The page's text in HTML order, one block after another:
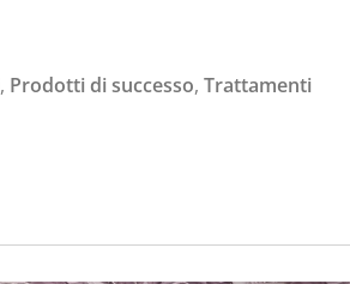
, Prodotti di successo, Trattamenti